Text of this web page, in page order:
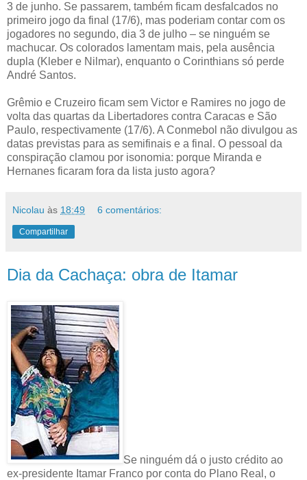
3 de junho. Se passarem, também ficam desfalcados no
primeiro jogo da final (17/6), mas poderiam contar com os
jogadores no segundo, dia 3 de julho – se ninguém se
machucar. Os colorados lamentam mais, pela ausência
dupla (Kleber e Nilmar), enquanto o Corinthians só perde
André Santos.
Grêmio e Cruzeiro ficam sem Victor e Ramires no jogo de
volta das quartas da Libertadores contra Caracas e São
Paulo, respectivamente (17/6). A Conmebol não divulgou as
datas previstas para as semifinais e a final. O pessoal da
conspiração clamou por isonomia: porque Miranda e
Hernanes ficaram fora da lista justo agora?
Nicolau às 18:49 6 comentários:
Compartilhar
Dia da Cachaça: obra de Itamar
Se ninguém dá o justo crédito ao
ex-presidente Itamar Franco por conta do Plano Real, o